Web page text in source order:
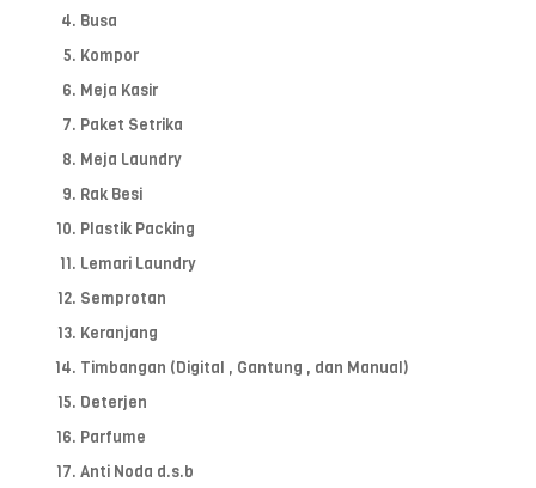
Busa
Kompor
Meja Kasir
Paket Setrika
Meja Laundry
Rak Besi
Plastik Packing
Lemari Laundry
Semprotan
Keranjang
Timbangan (Digital , Gantung , dan Manual)
Deterjen
Parfume
Anti Noda d.s.b